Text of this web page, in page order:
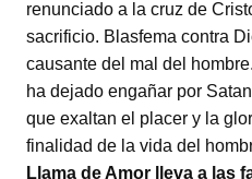
renunciado a la cruz de
sacrificio. Blasfema contra
causante del mal del
ha dejado engañar por
que exaltan el placer y la
finalidad de la vida del
Llama de Amor lleva a las